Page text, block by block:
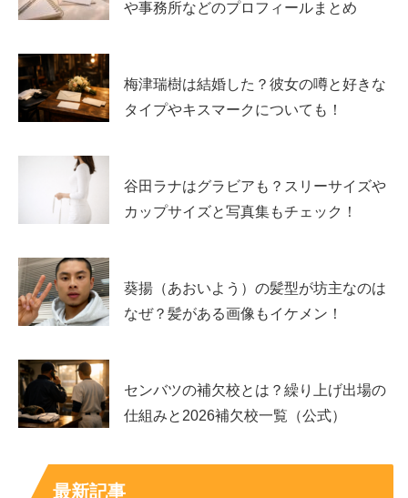
両親はどんな方？職業やエピソードはある？
結論：両親の職業や人物像は公表されていません。
葉さんの発信でも、両親を詳しく紹介する形の情報は多く
なく、プライベートは大切にされている印象です。
芸能活動を続ける上で家族の支えは大きいと感じる人も多
いですが、冴木柚葉さんの両親については
出ていないため、確実に語れるのは「詳細は非公開」とい
実家はどこ？実家はお金持ち？噂の真相は？
冴木柚葉さんの実家の場所について、確実に分かるのは
「東京都出身」
という情報です。区や市町村などの細かな
地域、実家の住所に近い話は公開されていません。
また「実家がお金持ち」という噂は、立ち居振る舞いやイ
や事務所などのプロフィールまとめ
梅津瑞樹は結婚した？彼女の噂と好きな
タイプやキスマークについても！
谷田ラナはグラビアも？スリーサイズや
カップサイズと写真集もチェック！
葵揚（あおいよう）の髪型が坊主なのは
なぜ？髪がある画像もイケメン！
センバツの補欠校とは？繰り上げ出場の
仕組みと2026補欠校一覧（公式）
最新記事